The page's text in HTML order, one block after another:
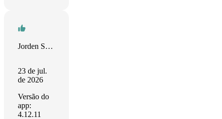
Jorden Sosa
23 de jul.
de 2026
Versão do
app:
4.12.11